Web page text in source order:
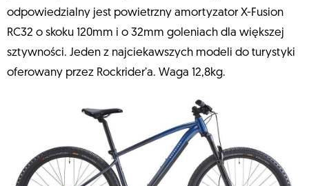
odpowiedzialny jest powietrzny amortyzator X-Fusion
RC32 o skoku 120mm i o 32mm goleniach dla większej
sztywności. Jeden z najciekawszych modeli do turystyki
oferowany przez Rockrider’a. Waga 12,8kg.